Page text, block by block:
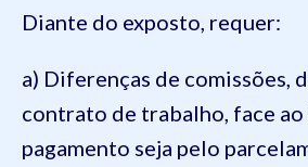
Diante do exposto, requer:
a) Diferenças de comissões,
contrato de trabalho, face
pagamento seja pelo